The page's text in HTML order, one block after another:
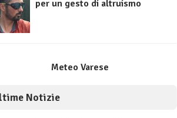
per un gesto di altruismo
Meteo Varese
Notizie